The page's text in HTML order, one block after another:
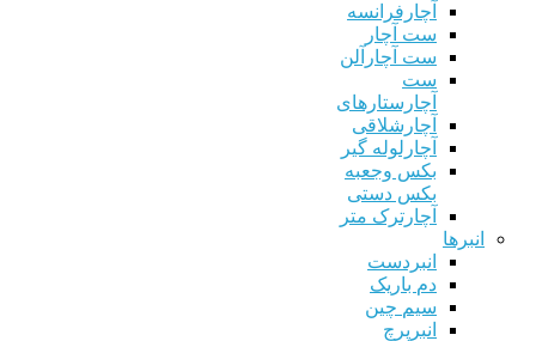
آچارفرانسه
ست آچار
ست آچارآلن
ست
آچارستارهای
آچارشلاقی
آچارلوله گیر
بکس وجعبه
بکس دستی
آچارترک متر
انبرها
انبردست
دم باریک
سیم چین
انبرپرچ